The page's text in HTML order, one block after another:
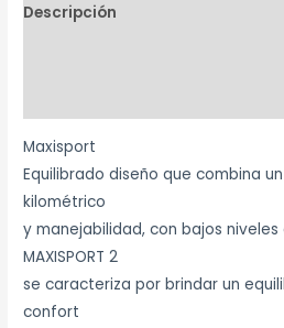
Descripción
Maxisport
Equilibrado diseño que combina
kilométrico
y manejabilidad, con bajos niveles
MAXISPORT 2
se caracteriza por brindar un
confort